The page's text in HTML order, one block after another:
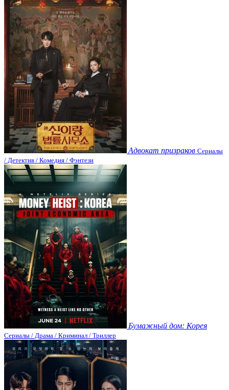
Адвокат призраков Сериалы
/ Детектив / Комедия / Фэнтези
Бумажный дом: Корея
Сериалы / Драма / Криминал / Триллер